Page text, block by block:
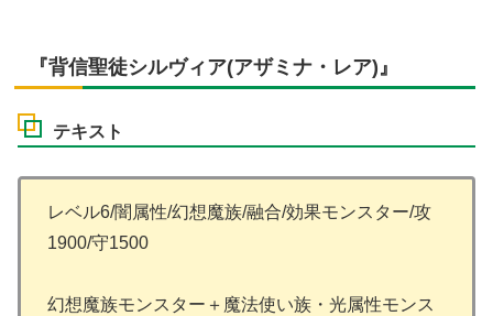
『背信聖徒シルヴィア(アザミナ・レア)』
テキスト
レベル6/闇属性/幻想魔族/融合/効果モンスター/攻
1900/守1500
幻想魔族モンスター＋魔法使い族・光属性モンス